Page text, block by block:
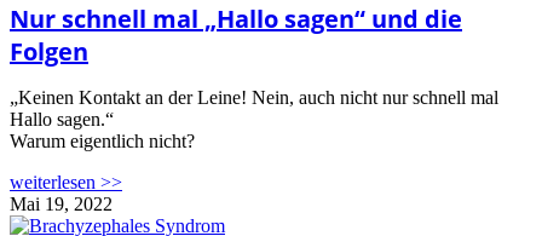
Nur schnell mal „Hallo sagen“ und die
Folgen
„Keinen Kontakt an der Leine! Nein, auch nicht nur schnell mal
Hallo sagen.“
Warum eigentlich nicht?
weiterlesen >>
Mai 19, 2022